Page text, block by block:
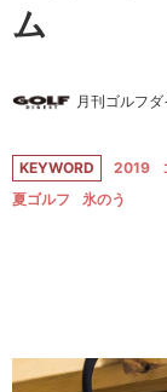
ム
月刊ゴルフダ
KEYWORD 2019
夏ゴルフ
氷のう